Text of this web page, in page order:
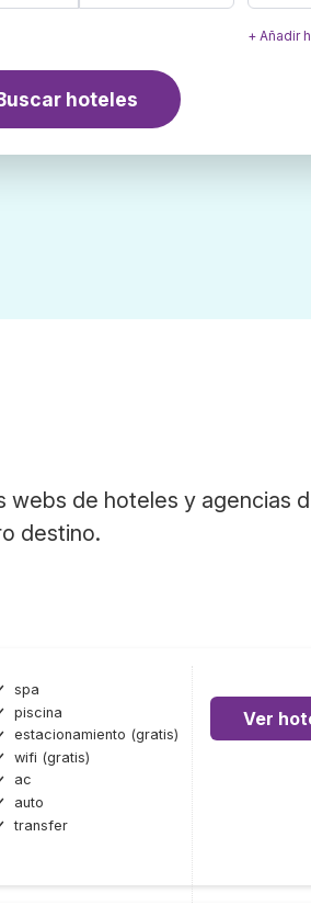
+ Añadir
hoteles
webs de hoteles y agencias
destino.
spa
piscina
estacionamiento (gratis)
wifi (gratis)
ac
auto
transfer
Ver